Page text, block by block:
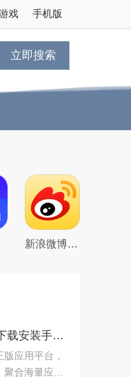
手机版
戏
立即搜索
新浪微博app下载2026官方最新版
华为应用商店官网下载安装手机版v16.6.1.300安卓版
应用平台，
合海量应用